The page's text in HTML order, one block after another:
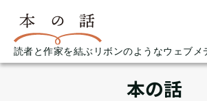
読者と作家を結ぶリボンのようなウェブメ
本の話